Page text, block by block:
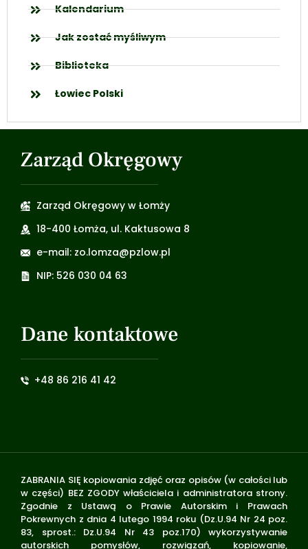
Kalendarium
Jak zostać myśliwym
Biblioteka
Łowiec Polski
Zarząd Okręgowy
Zarząd Okręgowy w Łomży
18-400 Łomża, ul. Kaktusowa 8
e-mail: zo.lomza@pzlow.pl
NIP: 526 030 04 63
Dane kontaktowe
+48 86 216 41 42
ZABRANIA SIĘ kopiowania zdjęć oraz opisów (w całości lub
w części) BEZ ZGODY właściciela i administratora strony.
Zgodnie z Ustawą o Prawie Autorskim i Prawach
Pokrewnych z dnia 4 lutego 1994 roku (Dz.U.94 Nr 24 poz.
83, sprost.: Dz.U.94 Nr 43 poz.170) wykorzystywanie
autorskich pomysłów, rozwiązań, kopiowanie,